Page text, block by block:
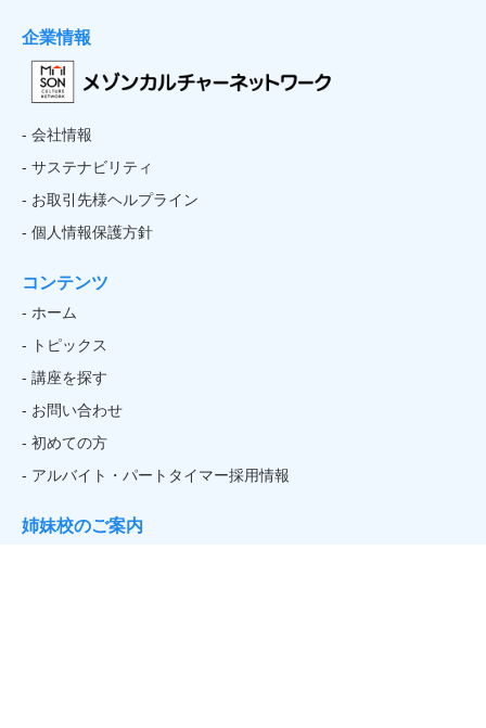
企業情報
- 会社情報
- サステナビリティ
- お取引先様ヘルプライン
- 個人情報保護方針
コンテンツ
- ホーム
- トピックス
- 講座を探す
- お問い合わせ
- 初めての方
- アルバイト・パートタイマー採用情報
姉妹校のご案内